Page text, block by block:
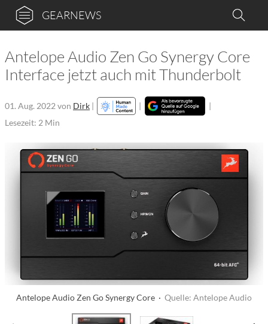
GEARNEWS
Antelope Audio Zen Go Synergy Core
Interface jetzt auch mit Thunderbolt
01. Aug. 2022 von Dirk | |
|
Lesezeit: 2 Min
Antelope Audio Zen Go Synergy Core · Quelle: Antelope Audio